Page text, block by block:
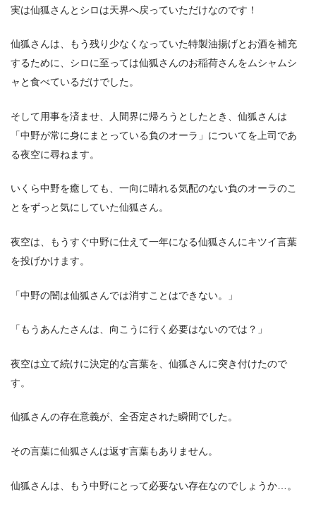
実は仙狐さんとシロは天界へ戻っていただけなのです！
仙狐さんは、もう残り少なくなっていた特製油揚げとお酒を補充
するために、シロに至っては仙狐さんのお稲荷さんをムシャムシ
ャと食べているだけでした。
そして用事を済ませ、人間界に帰ろうとしたとき、仙狐さんは
「中野が常に身にまとっている負のオーラ」についてを上司であ
る夜空に尋ねます。
いくら中野を癒しても、一向に晴れる気配のない負のオーラのこ
とをずっと気にしていた仙狐さん。
夜空は、もうすぐ中野に仕えて一年になる仙狐さんにキツイ言葉
を投げかけます。
「中野の闇は仙狐さんでは消すことはできない。」
「もうあんたさんは、向こうに行く必要はないのでは？」
夜空は立て続けに決定的な言葉を、仙狐さんに突き付けたので
す。
仙狐さんの存在意義が、全否定された瞬間でした。
その言葉に仙狐さんは返す言葉もありません。
仙狐さんは、もう中野にとって必要ない存在なのでしょうか…。